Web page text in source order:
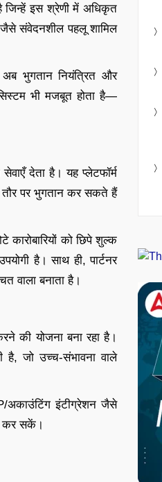
इस श्रेणी में अधिकृत
जैसे संवेदनशील पहलू शामिल
अब भुगतान नियंत्रित और
भी मजबूत होता है—
देता है। यह प्लेटफॉर्म
तौर पर भुगतान कर सकते हैं
कारोबारियों को छिपे शुल्क
है। साथ ही, पार्टनर
वाला बनाता है।
की योजना बना रहा है।
है, जो उच्च-संभावना वाले
अकाउंटिंग इंटीग्रेशन जैसे
कर सकें।